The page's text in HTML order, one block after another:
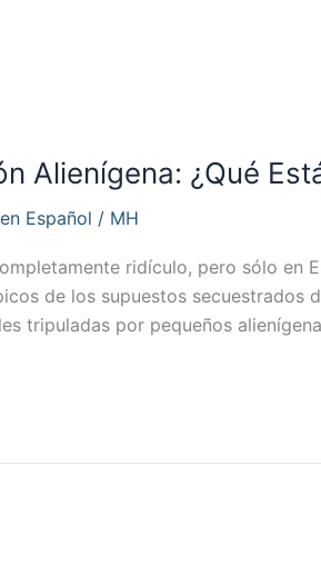
Alienígena: ¿Qué
Español / MH
ridículo, pero sólo en
de los supuestos secuestrados
tripuladas por pequeños